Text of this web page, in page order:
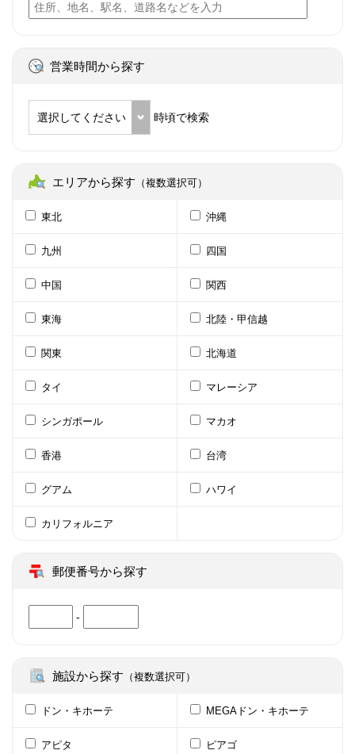
営業時間から探す
選択してください 時頃で検索
エリアから探す （複数選択可）
東北 沖縄
九州 四国
中国 関西
東海 北陸・甲信越
関東 北海道
タイ マレーシア
シンガポール マカオ
香港 台湾
グアム ハワイ
カリフォルニア
郵便番号から探す
-
施設から探す （複数選択可）
ドン・キホーテ MEGAドン・キホーテ
アピタ ピアゴ